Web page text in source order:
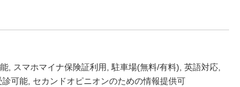
スマホマイナ保険証利用 駐車場(無料/有料) 英語対応
診可能 セカンドオピニオンのための情報提供可